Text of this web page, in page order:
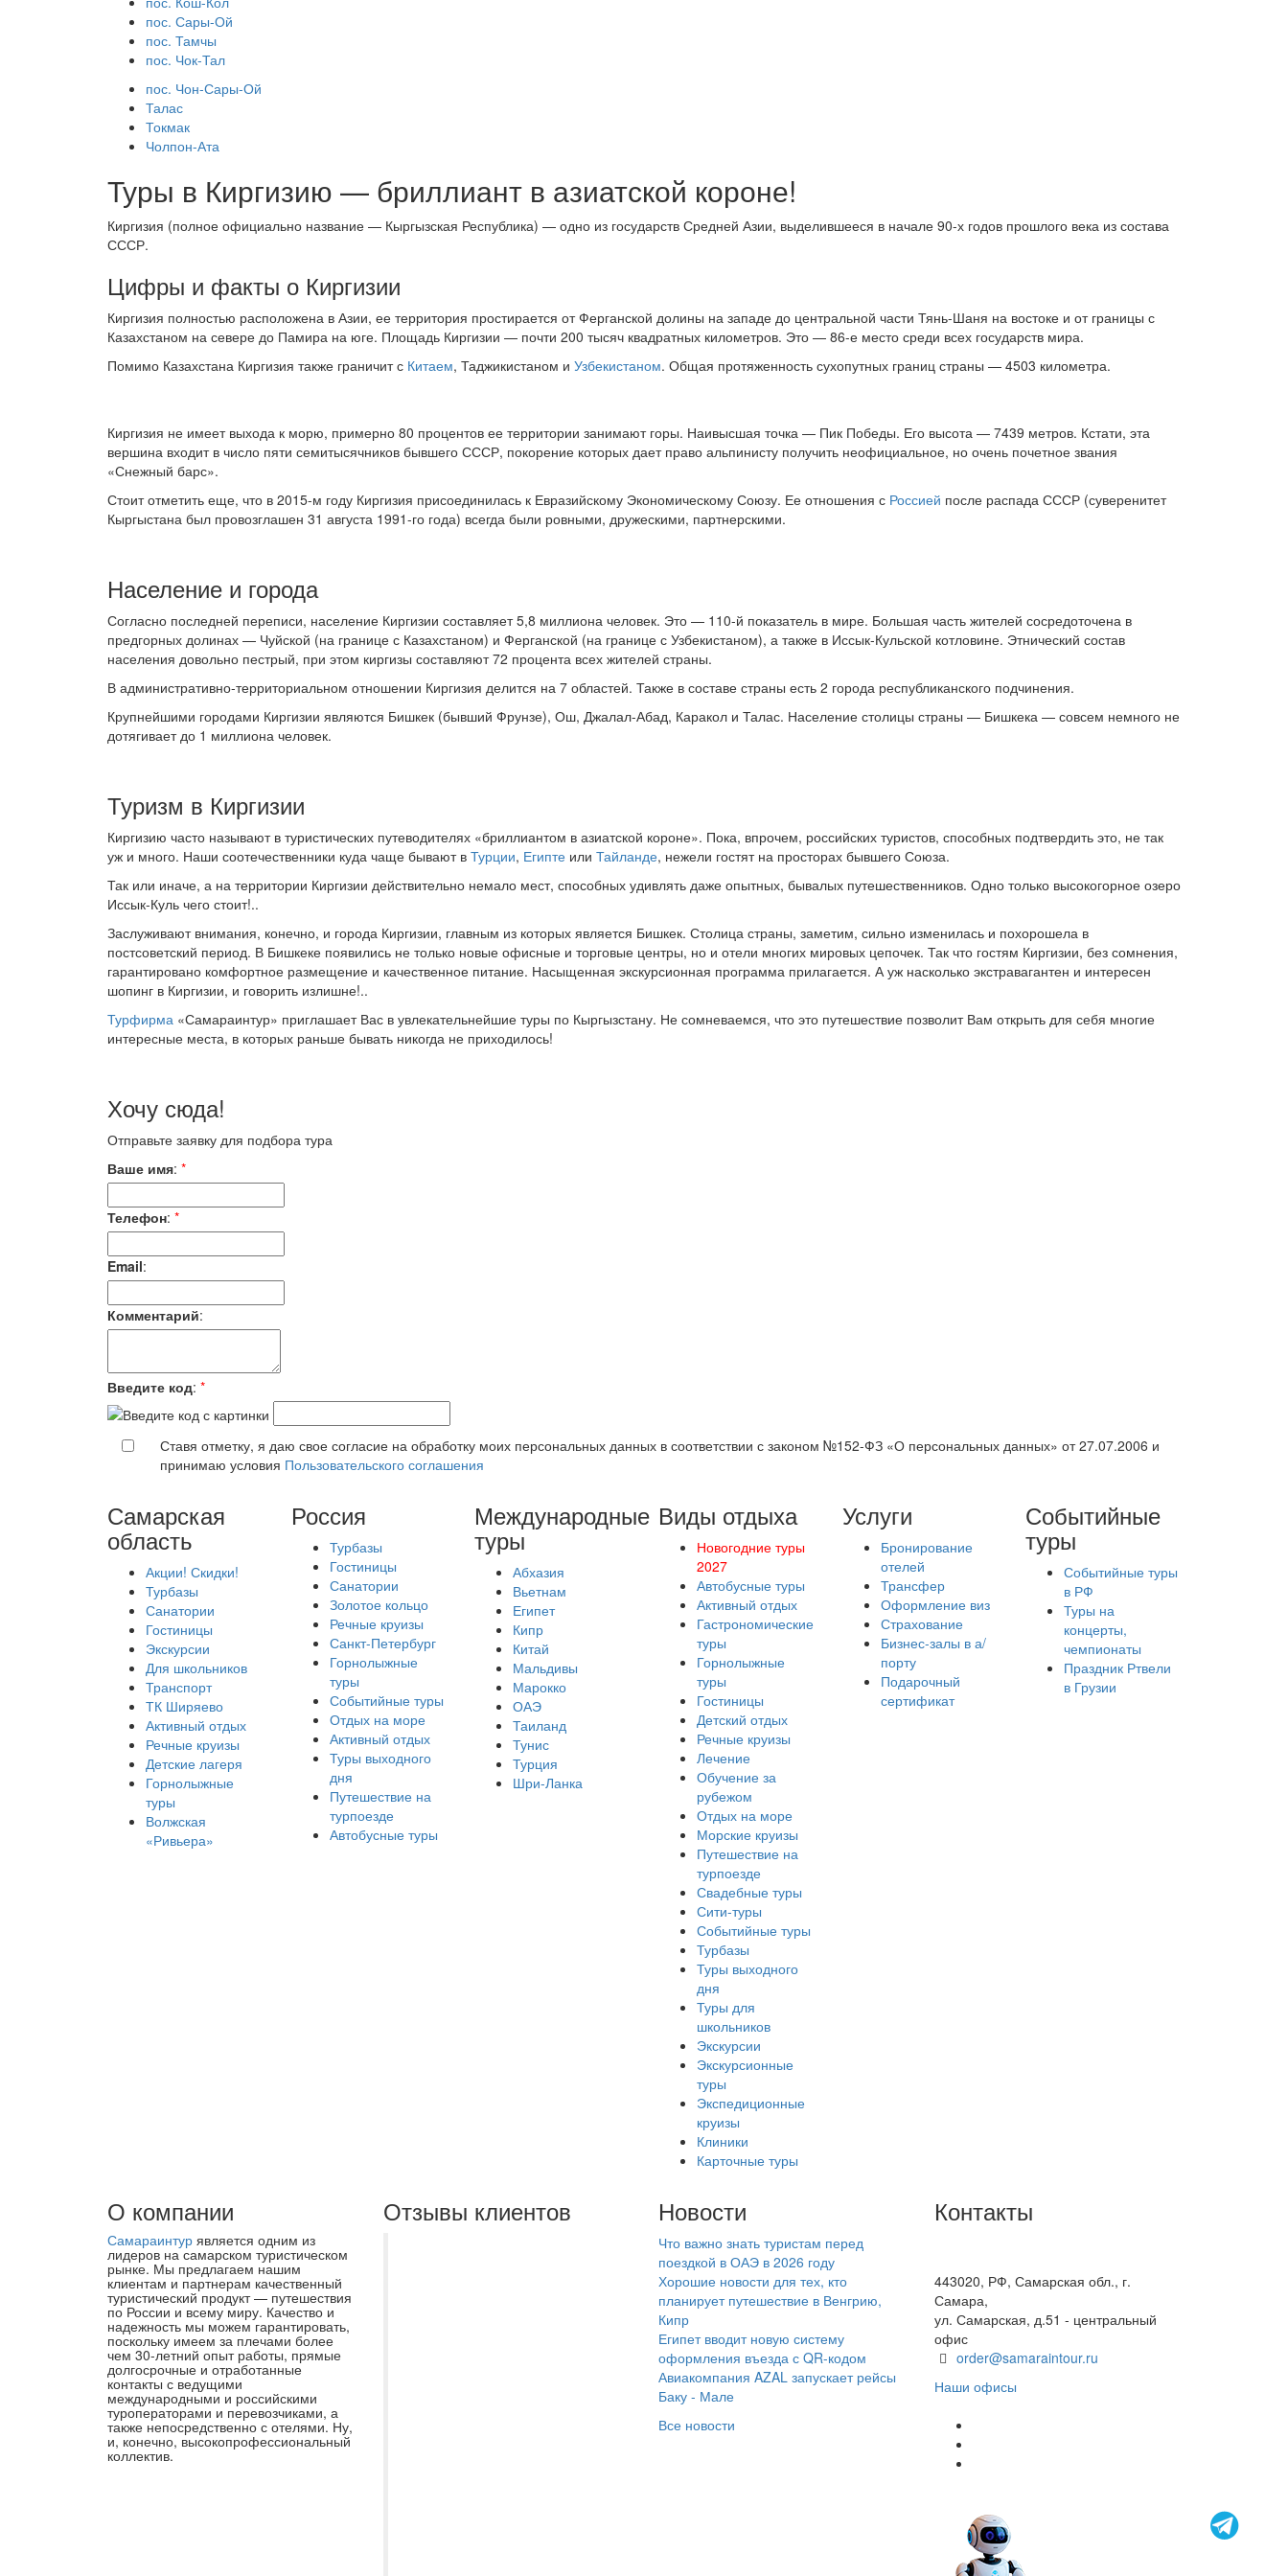
пос. Сары-Ой
пос. Тамчы
пос. Чок-Тал
пос. Чон-Сары-Ой
Талас
Токмак
Чолпон-Ата
Туры в Киргизию — бриллиант в азиатской короне!
Киргизия (полное официально название — Кыргызская Республика) — одно из государств Средней Азии, выделившееся в начале 90-х годов прошлого века из состава
СССР.
Цифры и факты о Киргизии
Киргизия полностью расположена в Азии, ее территория простирается от Ферганской долины на западе до центральной части Тянь-Шаня на востоке и от границы с
Казахстаном на севере до Памира на юге. Площадь Киргизии — почти 200 тысяч квадратных километров. Это — 86-е место среди всех государств мира.
Помимо Казахстана Киргизия также граничит с Китаем, Таджикистаном и Узбекистаном. Общая протяженность сухопутных границ страны — 4503 километра.
Киргизия не имеет выхода к морю, примерно 80 процентов ее территории занимают горы. Наивысшая точка — Пик Победы. Его высота — 7439 метров. Кстати, эта
вершина входит в число пяти семитысячников бывшего СССР, покорение которых дает право альпинисту получить неофициальное, но очень почетное звания
«Снежный барс».
Стоит отметить еще, что в 2015-м году Киргизия присоединилась к Евразийскому Экономическому Союзу. Ее отношения с Россией после распада СССР (суверенитет
Кыргыстана был провозглашен 31 августа 1991-го года) всегда были ровными, дружескими, партнерскими.
Население и города
Согласно последней переписи, население Киргизии составляет 5,8 миллиона человек. Это — 110-й показатель в мире. Большая часть жителей сосредоточена в
предгорных долинах — Чуйской (на границе с Казахстаном) и Ферганской (на границе с Узбекистаном), а также в Иссык-Кульской котловине. Этнический состав
населения довольно пестрый, при этом киргизы составляют 72 процента всех жителей страны.
В административно-территориальном отношении Киргизия делится на 7 областей. Также в составе страны есть 2 города республиканского подчинения.
Крупнейшими городами Киргизии являются Бишкек (бывший Фрунзе), Ош, Джалал-Абад, Каракол и Талас. Население столицы страны — Бишкека — совсем немного не
дотягивает до 1 миллиона человек.
Туризм в Киргизии
Киргизию часто называют в туристических путеводителях «бриллиантом в азиатской короне». Пока, впрочем, российских туристов, способных подтвердить это, не так
уж и много. Наши соотечественники куда чаще бывают в Турции, Египте или Тайланде, нежели гостят на просторах бывшего Союза.
Так или иначе, а на территории Киргизии действительно немало мест, способных удивлять даже опытных, бывалых путешественников. Одно только высокогорное озеро
Иссык-Куль чего стоит!..
Заслуживают внимания, конечно, и города Киргизии, главным из которых является Бишкек. Столица страны, заметим, сильно изменилась и похорошела в
постсоветский период. В Бишкеке появились не только новые офисные и торговые центры, но и отели многих мировых цепочек. Так что гостям Киргизии, без сомнения,
гарантировано комфортное размещение и качественное питание. Насыщенная экскурсионная программа прилагается. А уж насколько экстравагантен и интересен
шопинг в Киргизии, и говорить излишне!..
Турфирма «Самараинтур» приглашает Вас в увлекательнейшие туры по Кыргызстану. Не сомневаемся, что это путешествие позволит Вам открыть для себя многие
интересные места, в которых раньше бывать никогда не приходилось!
Хочу сюда!
Отправьте заявку для подбора тура
Ваше имя: *
Телефон: *
Email:
Комментарий:
Введите код: *
Ставя отметку, я даю свое согласие на обработку моих персональных данных в соответствии с законом №152-ФЗ «О персональных данных» от 27.07.2006 и
принимаю условия Пользовательского соглашения
Самарская
область
Акции! Скидки!
Турбазы
Санатории
Гостиницы
Экскурсии
Для школьников
Транспорт
ТК Ширяево
Активный отдых
Речные круизы
Детские лагеря
Горнолыжные
туры
Волжская
«Ривьера»
Россия
Турбазы
Гостиницы
Санатории
Золотое кольцо
Речные круизы
Санкт-Петербург
Горнолыжные
туры
Событийные туры
Отдых на море
Активный отдых
Туры выходного
дня
Путешествие на
турпоезде
Автобусные туры
Международные
туры
Абхазия
Вьетнам
Египет
Кипр
Китай
Мальдивы
Марокко
ОАЭ
Таиланд
Тунис
Турция
Шри-Ланка
Виды отдыха
Новогодние туры
2027
Автобусные туры
Активный отдых
Гастрономические
туры
Горнолыжные
туры
Гостиницы
Детский отдых
Речные круизы
Лечение
Обучение за
рубежом
Отдых на море
Морские круизы
Путешествие на
турпоезде
Свадебные туры
Сити-туры
Событийные туры
Турбазы
Туры выходного
дня
Туры для
школьников
Экскурсии
Экскурсионные
туры
Экспедиционные
круизы
Клиники
Карточные туры
Услуги
Бронирование
отелей
Трансфер
Оформление виз
Страхование
Бизнес-залы в а/
порту
Подарочный
сертификат
Событийные
туры
Событийные туры
в РФ
Туры на
концерты,
чемпионаты
Праздник Ртвели
в Грузии
О компании
Самараинтур является одним из
лидеров на самарском туристическом
рынке. Мы предлагаем нашим
клиентам и партнерам качественный
туристический продукт — путешествия
по России и всему миру. Качество и
надежность мы можем гарантировать,
поскольку имеем за плечами более
чем 30-летний опыт работы, прямые
долгосрочные и отработанные
контакты с ведущими
международными и российскими
туроператорами и перевозчиками, а
также непосредственно с отелями. Ну,
и, конечно, высокопрофессиональный
коллектив.
Отзывы клиентов Новости
Что важно знать туристам перед
поездкой в ОАЭ в 2026 году
Хорошие новости для тех, кто
планирует путешествие в Венгрию,
Кипр
Египет вводит новую систему
оформления въезда с QR-кодом
Авиакомпания AZAL запускает рейсы
Баку - Мале
Все новости
Контакты
443020, РФ, Самарская обл., г.
Самара,
ул. Самарская, д.51 - центральный
офис
order@samaraintour.ru
Наши офисы